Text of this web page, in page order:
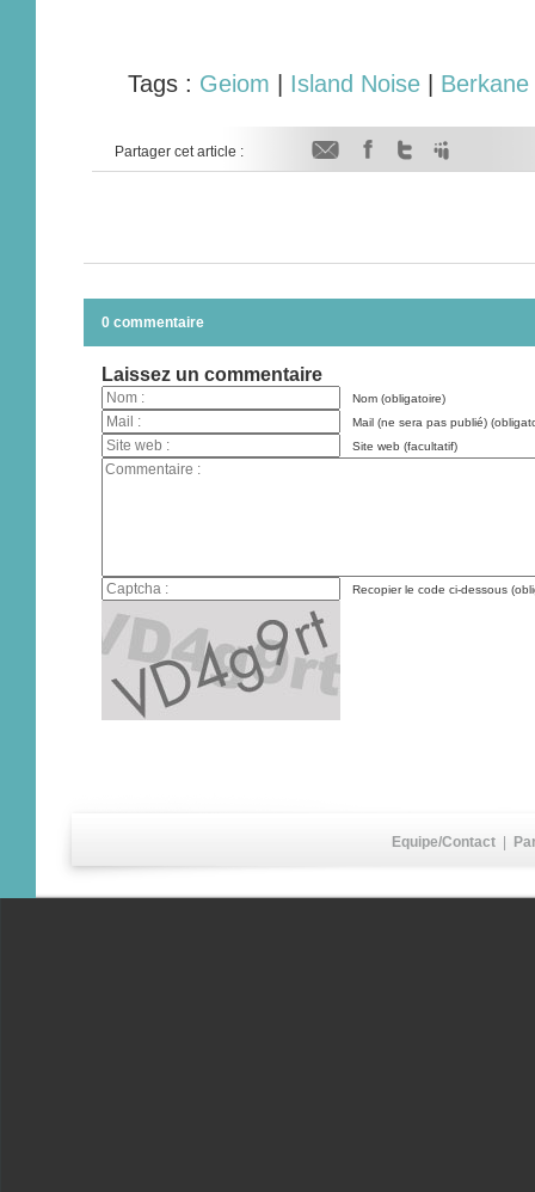
Tags : Geiom Island Noise
Partager cet article :
0 commentaire
Laissez un commentaire
Nom (obligatoire)
Mail (ne sera pas publié)
Site web (facultatif)
Recopier le code ci-dessous
Equipe/Contact